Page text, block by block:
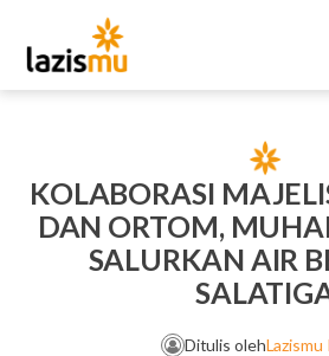
KOLABORASI
DAN ORTOM,
SALURKAN AIR
Ditulis olehLazismu